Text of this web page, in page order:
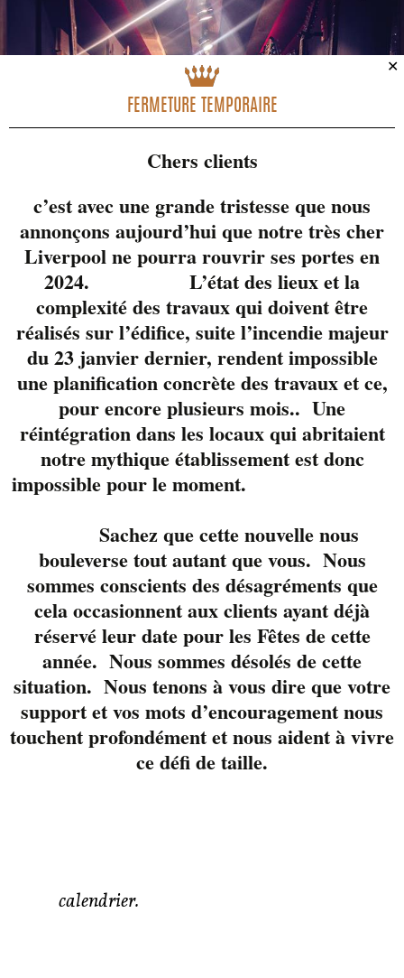
Ils sont de retour sur
la scène du Liverpool.
Marie Bélisle,Martin
Blouin et François
Blouin.Un trio des
plus sexy et talentueux
pour débuter le week
end de la bonne façon
sur la terrasse la plus
animée du Centro
calendrier.
✕
FERMETURE TEMPORAIRE
Chers clients
c’est avec une grande tristesse que nous
annonçons aujourd’hui que notre très cher
Liverpool ne pourra rouvrir ses portes en
2024. L’état des lieux et la
complexité des travaux qui doivent être
réalisés sur l’édifice, suite l’incendie majeur
du 23 janvier dernier, rendent impossible
une planification concrète des travaux et ce,
pour encore plusieurs mois.. Une
réintégration dans les locaux qui abritaient
notre mythique établissement est donc
impossible pour le moment.
Sachez que cette nouvelle nous
bouleverse tout autant que vous. Nous
sommes conscients des désagréments que
cela occasionnent aux clients ayant déjà
réservé leur date pour les Fêtes de cette
année. Nous sommes désolés de cette
situation. Nous tenons à vous dire que votre
support et vos mots d’encouragement nous
touchent profondément et nous aident à vivre
ce défi de taille.